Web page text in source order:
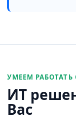
УМЕЕМ
ИТ
Вас